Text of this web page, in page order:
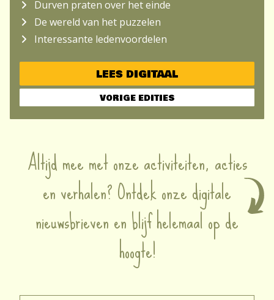
Durven praten over het einde
De wereld van het puzzelen
Interessante ledenvoordelen
LEES DIGITAAL
VORIGE EDITIES
Altijd mee met onze activiteiten, acties
en verhalen? Ontdek onze digitale
nieuwsbrieven en blijf helemaal op de
hoogte!